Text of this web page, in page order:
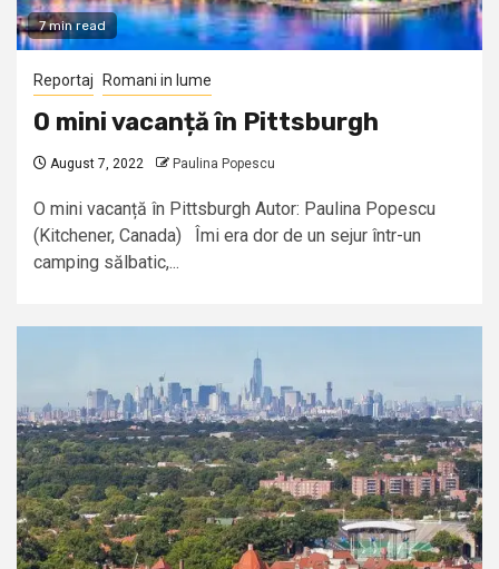
7 min read
Reportaj Romani in lume
O mini vacanță în Pittsburgh
August 7, 2022 Paulina Popescu
O mini vacanță în Pittsburgh Autor: Paulina Popescu
(Kitchener, Canada) Îmi era dor de un sejur într-un
camping sălbatic,...